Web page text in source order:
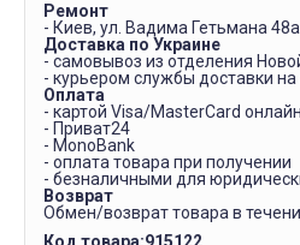
Ремонт
- Киев, ул. Вадима Гетьмана 48а
Доставка по Украине
- самовывоз из отделения
- курьером службы доставки
Оплата
- картой Visa/MasterCard онлайн
- Приват24
- MonoBank
- оплата товара при получении
- безналичными для
Возврат
Обмен/возврат товара в